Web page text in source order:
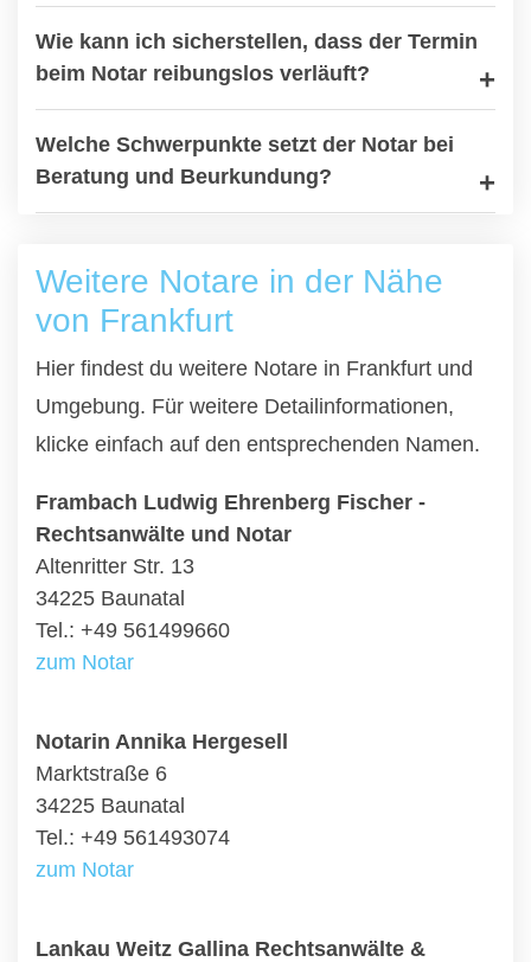
Wie kann ich sicherstellen, dass der Termin
beim Notar reibungslos verläuft?
Welche Schwerpunkte setzt der Notar bei
Beratung und Beurkundung?
Weitere Notare in der Nähe
von Frankfurt
Hier findest du weitere Notare in Frankfurt und
Umgebung. Für weitere Detailinformationen,
klicke einfach auf den entsprechenden Namen.
Frambach Ludwig Ehrenberg Fischer -
Rechtsanwälte und Notar
Altenritter Str. 13
34225 Baunatal
Tel.: +49 561499660
zum Notar
Notarin Annika Hergesell
Marktstraße 6
34225 Baunatal
Tel.: +49 561493074
zum Notar
Lankau Weitz Gallina Rechtsanwälte &